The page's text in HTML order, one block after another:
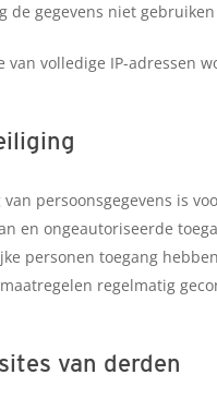
de gegevens niet
van volledige IP-adressen
van persoonsgegevens is
en ongeautoriseerde
personen toegang
regelmatig
van derden